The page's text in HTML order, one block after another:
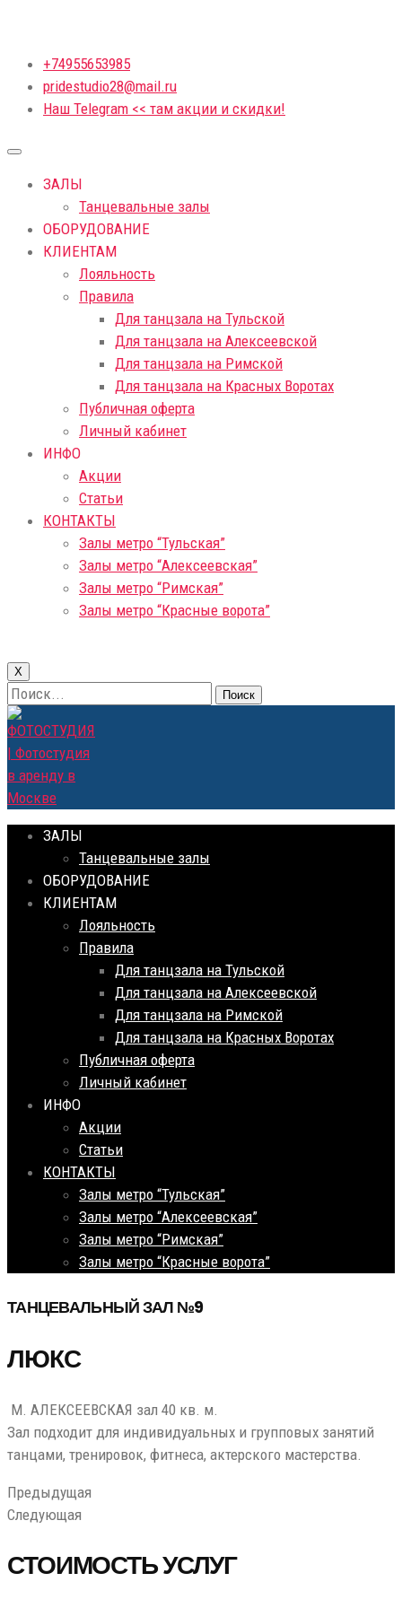
+74955653985
pridestudio28@mail.ru
Наш Telegram << там акции и скидки!
ЗАЛЫ
Танцевальные залы
ОБОРУДОВАНИЕ
КЛИЕНТАМ
Лояльность
Правила
Для танцзала на Тульской
Для танцзала на Алексеевской
Для танцзала на Римской
Для танцзала на Красных Воротах
Публичная оферта
Личный кабинет
ИНФО
Акции
Статьи
КОНТАКТЫ
Залы метро “Тульская”
Залы метро “Алексеевская”
Залы метро “Римская”
Залы метро “Красные ворота”
X
Поиск
ЗАЛЫ
Танцевальные залы
ОБОРУДОВАНИЕ
КЛИЕНТАМ
Лояльность
Правила
Для танцзала на Тульской
Для танцзала на Алексеевской
Для танцзала на Римской
Для танцзала на Красных Воротах
Публичная оферта
Личный кабинет
ИНФО
Акции
Статьи
КОНТАКТЫ
Залы метро “Тульская”
Залы метро “Алексеевская”
Залы метро “Римская”
Залы метро “Красные ворота”
ТАНЦЕВАЛЬНЫЙ ЗАЛ №9
ЛЮКС
М. АЛЕКСЕЕВСКАЯ зал 40 кв. м.
Зал подходит для индивидуальных и групповых занятий
танцами, тренировок, фитнеса, актерского мастерства.
Предыдущая
Следующая
СТОИМОСТЬ УСЛУГ